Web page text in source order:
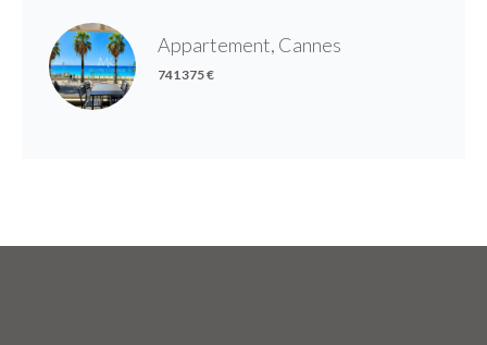
Appartement, Cannes
741 375 €